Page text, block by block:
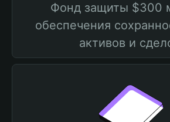
Фонд защиты $300
обеспечения
активов и